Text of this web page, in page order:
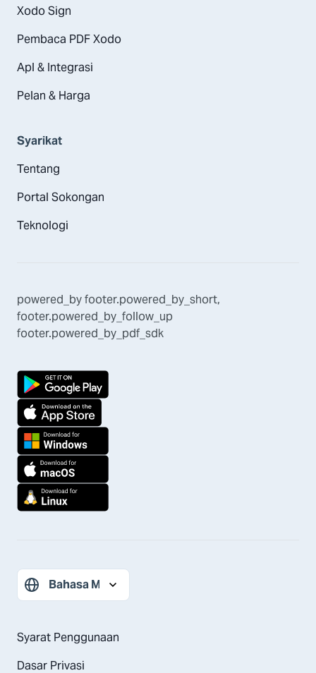
Xodo Sign
Pembaca PDF Xodo
Apl & Integrasi
Pelan & Harga
Syarikat
Tentang
Portal Sokongan
Teknologi
powered_byfooter.powered_by_short,
footer.powered_by_follow_up
footer.powered_by_pdf_sdk
Syarat Penggunaan
Dasar Privasi